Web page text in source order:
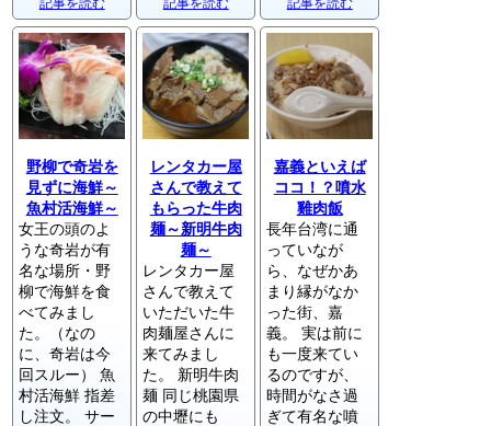
記事を読む 記事を読む 記事を読む
野柳で奇岩を
見ずに海鮮～
魚村活海鮮～
女王の頭のよ
うな奇岩が有
名な場所・野
柳で海鮮を食
べてみまし
た。（なの
に、奇岩は今
回スルー） 魚
村活海鮮 指差
し注文。 サー
レンタカー屋
さんで教えて
もらった牛肉
麺～新明牛肉
麺～
レンタカー屋
さんで教えて
いただいた牛
肉麺屋さんに
来てみまし
た。 新明牛肉
麺 同じ桃園県
の中壢にも
嘉義といえば
ココ！？噴水
雞肉飯
長年台湾に通
っていなが
ら、なぜかあ
まり縁がなか
った街、嘉
義。 実は前に
も一度来てい
るのですが、
時間がなさ過
ぎて有名な噴